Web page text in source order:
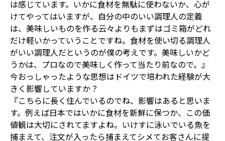
は感じています。いかに食材を無駄に使わないか、心が
けてやってはいますが、自分の中のいい調理人の定義
は、美味しいものを作る云々よりもまずはゴミ箱がどれ
だけ軽いかっていうことですね。食材を使い切る調理人
がいい調理人だというのが僕の考えです。美味しいかど
うかは、プロなので美味しく作って当たり前なので。』
今おっしゃったような思想はドイツで培われた経験が大
きく影響していますか？
『こちらに長く住んでいるのでね、影響はあると思いま
す。例えば日本ではいかに食材を新鮮に保つか、この価
値観は大切にされてますよね。いけすに泳いでいる魚を
捕まえて、注文が入ったら捕まえてシメてお客さんに提